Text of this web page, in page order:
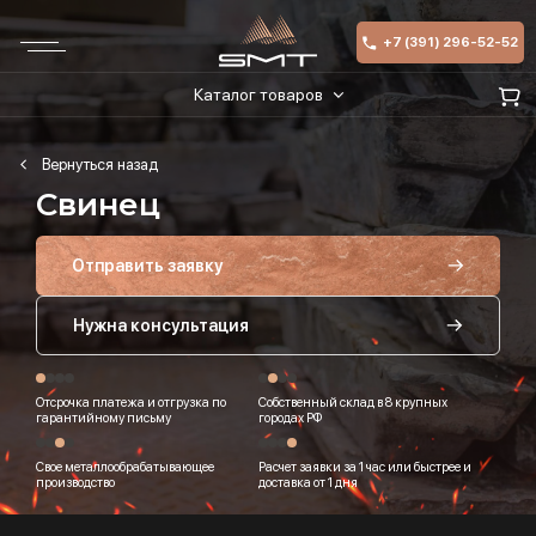
+7 (391) 296-52-52
Каталог товаров
Свинец
Отправить заявку
Нужна консультация
Отсрочка платежа и отгрузка по
гарантийному письму
Собственный склад в 8 крупных
городах РФ
Свое металлообрабатывающее
производство
Расчет заявки за 1 час или быстрее и
доставка от 1 дня